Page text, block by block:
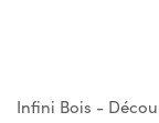
Infini Bois -